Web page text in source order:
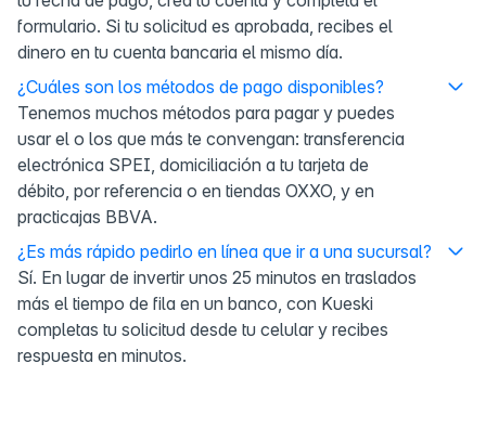
formulario. Si tu solicitud es aprobada, recibes el
dinero en tu cuenta bancaria el mismo día.
¿Cuáles son los métodos de pago disponibles?
Tenemos muchos métodos para pagar y puedes
usar el o los que más te convengan: transferencia
electrónica SPEI, domiciliación a tu tarjeta de
débito, por referencia o en tiendas OXXO, y en
practicajas BBVA.
¿Es más rápido pedirlo en línea que ir a una sucursal?
Sí. En lugar de invertir unos 25 minutos en traslados
más el tiempo de fila en un banco, con Kueski
completas tu solicitud desde tu celular y recibes
respuesta en minutos.